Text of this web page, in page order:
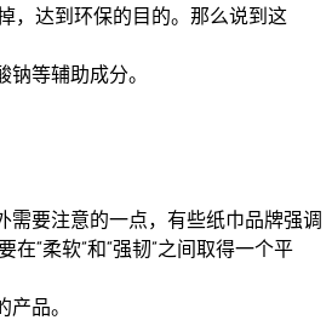
，达到环保的目的。那么说到这
等辅助成分。
要注意的一点，有些纸巾品牌强调
“柔软”和“强韧”之间取得一个平
品。